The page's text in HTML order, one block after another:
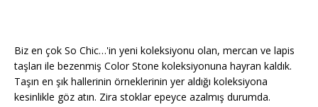
Biz en çok So Chic…'in yeni koleksiyonu olan, mercan ve lapis
taşları ile bezenmiş Color Stone koleksiyonuna hayran kaldık.
Taşın en şık hallerinin örneklerinin yer aldığı koleksiyona
kesinlikle göz atın. Zira stoklar epeyce azalmış durumda.